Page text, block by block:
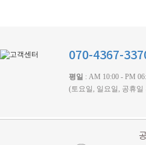
070-4367-
평일 : AM 10:00 - PM
(토요일, 일요일, 공휴일